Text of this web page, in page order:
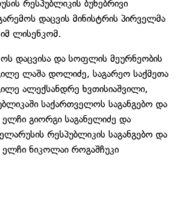
რესპუბლიკის ბუნებრივი
დაცვის მინისტრის პირველმა
ლისენკომ.
დაცვისა და სოფლის მეურნეობის
ლაშა დოლიძე, საგარეო საქმეთა
ალექსანდრე ხვთისიაშვილი,
საქართველოს საგანგებო და
გიორგი საგანელიძე და
რესპუბლიკის საგანგებო და
ნიკოლაი როგაშჩუკი